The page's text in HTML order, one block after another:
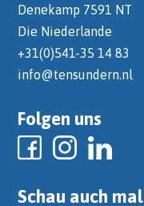
Denekamp 7591 NT
Die Niederlande
+31(0)541-35 14 83
info@tensundern.nl
Folgen uns
Schau auch mal